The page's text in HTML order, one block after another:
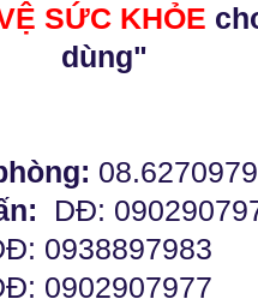
SỨC KHỎE
dùng"
DĐ:
0938897983
0902907977